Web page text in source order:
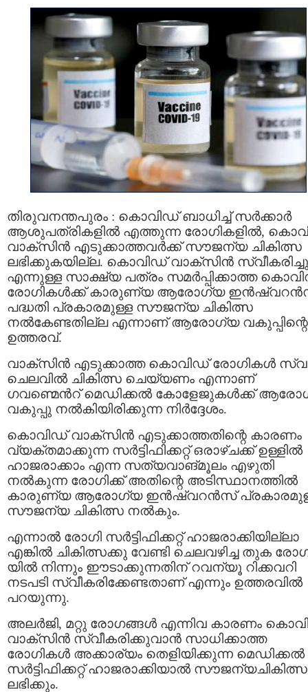
തിരുവനന്തപുരം : കൊവിഡ് ബാധിച്ച് സർക്കാർ
ആശുപത്രികളിൽ എത്തുന്ന രോഗികളിൽ,
വാക്സിൻ എടുക്കാത്തവർക്ക് സൗജന്യ ചികിത്സ
ലഭിക്കുകയില്ല. കൊവിഡ് വാക്‌സിന്‍ സ്വീകരിച്ചു
എന്നുള്ള സാക്ഷ്യ പത്രം സമര്‍പ്പിക്കാത്ത
രോഗികള്‍ക്ക് കാരുണ്യ ആരോഗ്യ
പദ്ധതി പ്രകാരമുള്ള സൗജന്യ ചികിത്സ
നല്‍കേണ്ടതില്ല എന്നാണ് ആരോഗ്യ വകുപ്പിന്റെ
ഉത്തരവ്.
വാക്സിന്‍ എടുക്കാത്ത കൊവിഡ് രോഗികള്‍
ചെലവില്‍ ചികിത്സ ചെയ്യണം എന്നാണ്
ഗവണ്മെന്‍റ് മെഡിക്കല്‍ കോളേജുകള്‍ക്ക്
വകുപ്പു നല്‍കിയിരിക്കുന്ന നിര്‍ദ്ദേശം.
കൊവിഡ് വാക്‌സിന്‍ എടുക്കാത്തതിന്റെ കാരണം
വ്യക്തമാക്കുന്ന സര്‍ട്ടിഫിക്കറ്റ് ഒരാഴ്ചക്ക് ഉള്ളില്‍
ഹാജരാക്കാം എന്ന സത്യവാങ്മൂലം എഴുതി
നല്‍കുന്ന രോഗിക്ക് അതിന്റെ അടിസ്ഥാനത്തില്‍
കാരുണ്യ ആരോഗ്യ ഇന്‍ഷ്വറന്‍സ്
സൗജന്യ ചികിത്സ നല്‍കും.
എന്നാല്‍ രോഗി സര്‍ട്ടിഫിക്കറ്റ് ഹാജരാക്കിയില്ലാ
എങ്കില്‍ ചികിത്സക്കു വേണ്ടി ചെലവഴിച്ച തുക
യില്‍ നിന്നും ഈടാക്കുന്നതിന് റവന്യൂ റിക്കവറി
നടപടി സ്വീകരിക്കേണ്ടതാണ് എന്നും ഉത്തരവില്‍
പറയുന്നു.
അലര്‍ജി, മറ്റു രോഗങ്ങള്‍ എന്നിവ കാരണം
വാക്‌സിന്‍ സ്വീകരിക്കുവാന്‍ സാധിക്കാത്ത
രോഗികള്‍ അക്കാര്യം തെളിയിക്കുന്ന മെഡിക്കല്‍
സര്‍ട്ടിഫിക്കറ്റ് ഹാജരാക്കിയാല്‍ സൗജന്യചികിത്സ
ലഭിക്കും.